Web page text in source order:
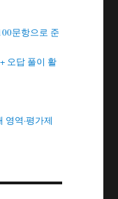
문항으로 준
오답 풀이 활
영역·평가제